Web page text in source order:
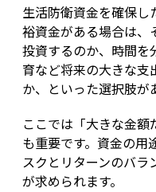
生活防衛資金を確保し
裕資金がある場合は、
投資するのか、時間を
育など将来の大きな支
か、といった選択肢が
ここでは「大きな金
も重要です。資金の用
スクとリターンのバラ
が求められます。